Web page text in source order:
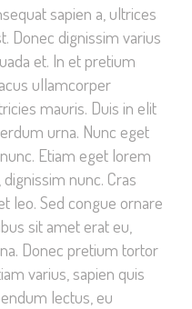
sapien a, ultrices
Donec dignissim varius
et. In et pretium
ullamcorper
mauris. Duis in elit
urna. Nunc eget
Etiam eget lorem
nunc. Cras
leo. Sed congue ornare
sit amet erat eu,
Donec pretium tortor
varius, sapien quis
lectus, eu